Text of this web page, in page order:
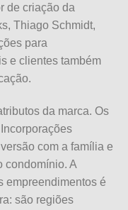
de criação da
Thiago Schmidt,
para
e clientes também
da marca. Os
com a família e
condomínio. A
empreendimentos é
são regiões